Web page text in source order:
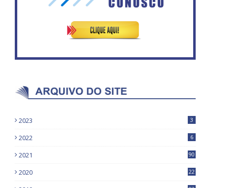
2023 3
2022 6
2021 90
2020
22